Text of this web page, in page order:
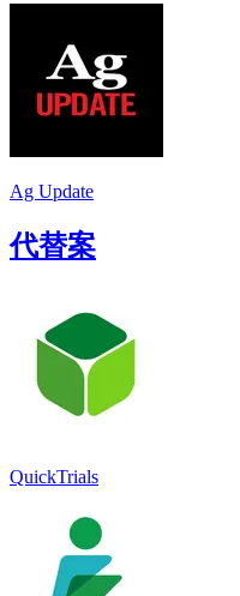
Ag Update
代替案
QuickTrials